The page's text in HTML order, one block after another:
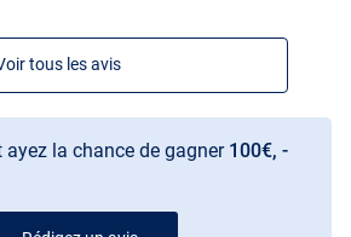
tous les avis
ayez la chance de gagner 100€, -